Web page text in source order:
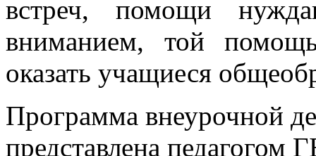
встреч, помощи
вниманием, той
оказать учащиеся
Программа внеурочной
представлена